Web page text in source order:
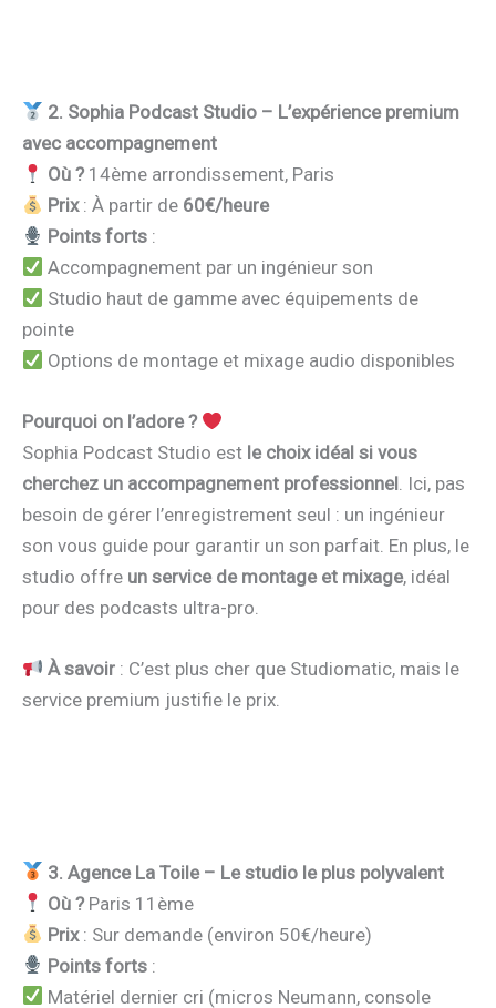
2. Sophia Podcast Studio – L’expérience premium
avec accompagnement
Où ? 14ème arrondissement, Paris
Prix: À partir de 60€/heure
Points forts :
Accompagnement par un ingénieur son
Studio haut de gamme avec équipements de
pointe
Options de montage et mixage audio disponibles
Pourquoi on l’adore ?
Sophia Podcast Studio est le choix idéal si vous
cherchez un accompagnement professionnel. Ici, pas
besoin de gérer l’enregistrement seul : un ingénieur
son vous guide pour garantir un son parfait. En plus, le
studio offre un service de montage et mixage, idéal
pour des podcasts ultra-pro.
À savoir : C’est plus cher que Studiomatic, mais le
service premium justifie le prix.
3. Agence La Toile – Le studio le plus polyvalent
Où ? Paris 11ème
Prix: Sur demande (environ 50€/heure)
Points forts :
Matériel dernier cri (micros Neumann, console